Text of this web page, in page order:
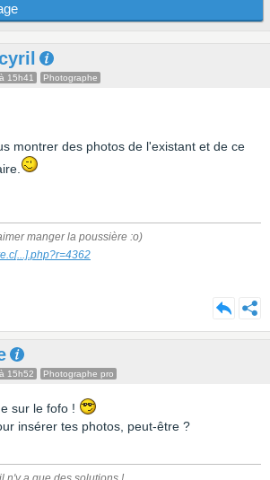
15h41 Photographe
montrer des photos de l'existant et de ce
manger la poussière :o)
[...].php?r=4362
15h52 Photographe pro
sur le fofo !
insérer tes photos, peut-être ?